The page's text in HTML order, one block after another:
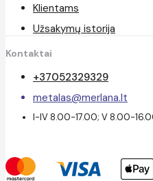
Klientams
Užsakymų istorija
Kontaktai
+37052329329
metalas@merlana.lt
I-IV 8.00-17.00; V 8.00-